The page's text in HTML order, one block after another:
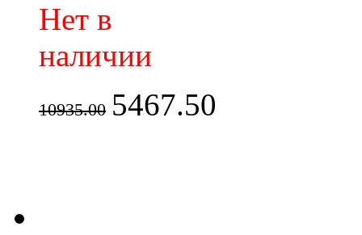
Нет в
наличии
10935.00 5467.50